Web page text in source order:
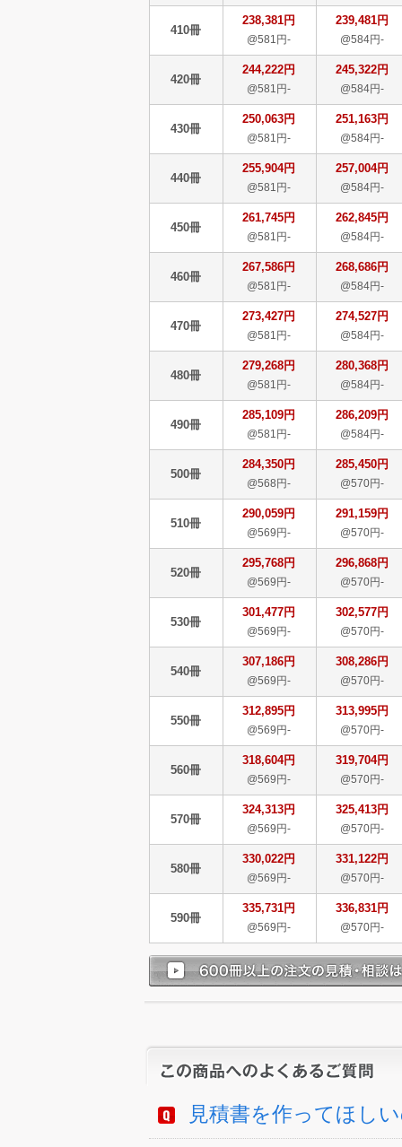
410冊
238,381円
@581円-
239,481円
@584円-
420冊
244,222円
@581円-
245,322円
@584円-
430冊
250,063円
@581円-
251,163円
@584円-
440冊
255,904円
@581円-
257,004円
@584円-
450冊
261,745円
@581円-
262,845円
@584円-
460冊
267,586円
@581円-
268,686円
@584円-
470冊
273,427円
@581円-
274,527円
@584円-
480冊
279,268円
@581円-
280,368円
@584円-
490冊
285,109円
@581円-
286,209円
@584円-
500冊
284,350円
@568円-
285,450円
@570円-
510冊
290,059円
@569円-
291,159円
@570円-
520冊
295,768円
@569円-
296,868円
@570円-
530冊
301,477円
@569円-
302,577円
@570円-
540冊
307,186円
@569円-
308,286円
@570円-
550冊
312,895円
@569円-
313,995円
@570円-
560冊
318,604円
@569円-
319,704円
@570円-
570冊
324,313円
@569円-
325,413円
@570円-
580冊
330,022円
@569円-
331,122円
@570円-
590冊
335,731円
@569円-
336,831円
@570円-
見積書を作ってほし